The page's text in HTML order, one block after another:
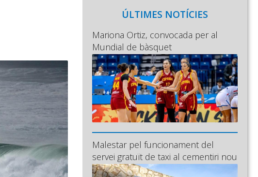
ÚLTIMES NOTÍCIES
Mariona Ortiz, convocada per al
Mundial de bàsquet
Malestar pel funcionament del
servei gratuït de taxi al cementiri nou